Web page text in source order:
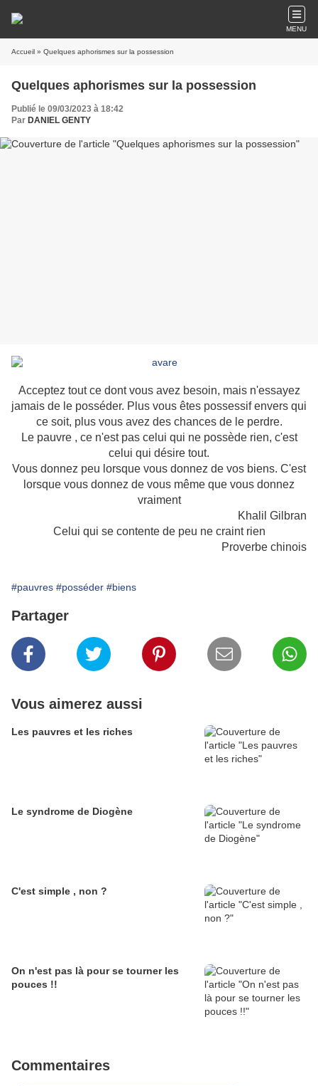
MENU
Accueil » Quelques aphorismes sur la possession
Quelques aphorismes sur la possession
Publié le 09/03/2023 à 18:42
Par DANIEL GENTY
Acceptez tout ce dont vous avez besoin, mais n'essayez
jamais de le posséder. Plus vous êtes possessif envers qui
ce soit, plus vous avez des chances de le perdre.
Le pauvre , ce n'est pas celui qui ne possède rien, c'est
celui qui désire tout.
Vous donnez peu lorsque vous donnez de vos biens. C'est
lorsque vous donnez de vous même que vous donnez
vraiment
Khalil Gilbran
Celui qui se contente de peu ne craint rien
Proverbe chinois
#pauvres #posséder #biens
Partager
Vous aimerez aussi
Les pauvres et les riches
Le syndrome de Diogène
C'est simple , non ?
On n'est pas là pour se tourner les
pouces !!
Commentaires